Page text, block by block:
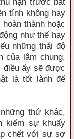
hận trước bất
tính không hay
thành hoặc
như thế hay
những thái độ
của lâm chung,
điều ấy sẽ được
là tốt lành để
thứ khác,
kiếm sự khuấy
chết với sự sợ